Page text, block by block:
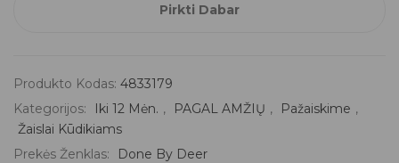
Pirkti Dabar
Produkto Kodas: 4833179
Kategorijos:
Iki 12 Mėn. , PAGAL AMŽIŲ , Pažaiskime ,
Žaislai Kūdikiams
Prekės Ženklas:
Done By Deer